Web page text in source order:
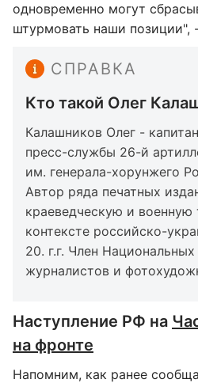
одновременно могут
штурмовать наши позиции",
СПРАВКА
Кто такой Олег
Калашников Олег -
пресс-службы 26-й
им. генерала-хорунжего
Автор ряда печатных
краеведческую и военную
контексте российско-
20. г.г. Член
журналистов и
Наступление РФ на
на фронте
Напомним, как ранее